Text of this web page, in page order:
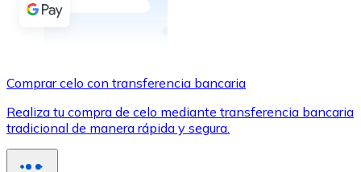
Transferencia SEPA
Utiliza tarjetas Visa y Mastercard para comprar
Comprar con tarjeta
Comprar celo con transferencia bancaria
Realiza tu compra de celo mediante transferencia bancaria
tradicional de manera rápida y segura.